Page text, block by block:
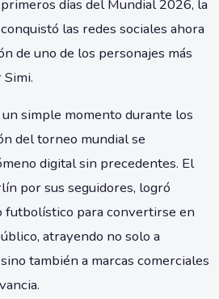
días del Mundial 2026, la
las redes sociales ahora
de uno de los personajes más
simple momento durante los
del torneo mundial se
digital sin precedentes. El
por sus seguidores, logró
futbolístico para convertirse en
atrayendo no solo a
también a marcas comerciales